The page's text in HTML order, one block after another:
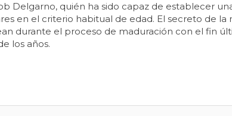
Delgarno, quién ha sido capaz de establecer
en el criterio habitual de edad. El secreto de la
durante el proceso de maduración con el fin
los años.